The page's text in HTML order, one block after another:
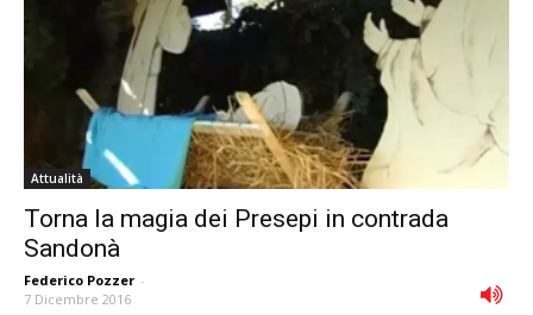
Attualità
Torna la magia dei Presepi in contrada
Sandonà
Federico Pozzer -
7 Dicembre 2016